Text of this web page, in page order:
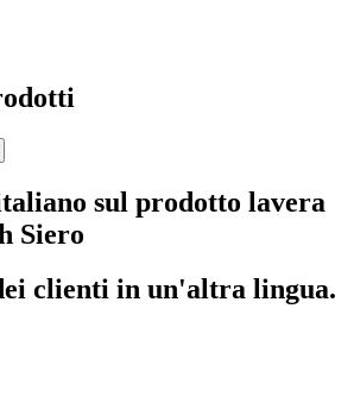
sul prodotto lavera
Siero
clienti in un'altra lingua.